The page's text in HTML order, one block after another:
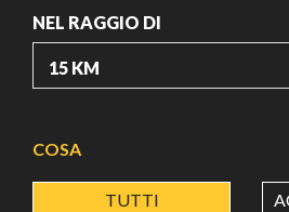
NEL RAGGIO DI
LATITUDINE
COSA
TUTTI